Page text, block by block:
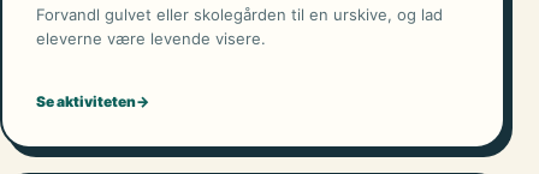
Forvandl gulvet eller skolegården til en urskive, og lad
eleverne være levende visere.
Se aktiviteten→